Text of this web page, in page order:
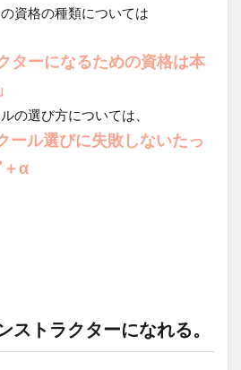
資格の種類については
ターになるための資格は本
の選び方については、
ール選びに失敗しないたっ
＋α
ストラクターになれる。